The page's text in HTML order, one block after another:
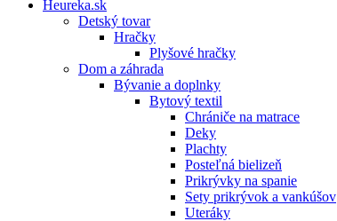
Heureka.sk
Detský tovar
Hračky
Plyšové hračky
Dom a záhrada
Bývanie a doplnky
Bytový textil
Chrániče na matrace
Deky
Plachty
Posteľná bielizeň
Prikrývky na spanie
Sety prikrývok a vankúšov
Uteráky